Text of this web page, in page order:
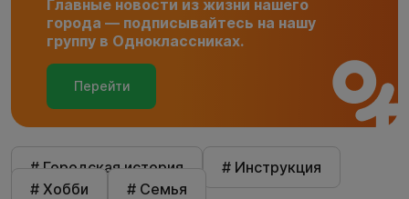
Главные новости из жизни нашего
города — подписывайтесь на нашу
группу в Одноклассниках.
Перейти
# Городская история
# Инструкция
# Хобби
# Семья